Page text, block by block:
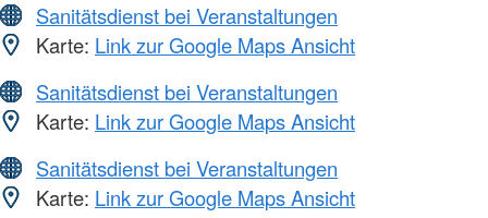
Sanitätsdienst bei Veranstaltungen
Karte: Link zur Google Maps Ansicht
Sanitätsdienst bei Veranstaltungen
Karte: Link zur Google Maps Ansicht
Sanitätsdienst bei Veranstaltungen
Karte: Link zur Google Maps Ansicht